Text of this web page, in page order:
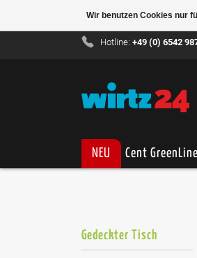
Hotline:+49 (0) 6542
NEU Cent GreenLine
Gedeckter Tisch
Wir benutzen Cookies nur